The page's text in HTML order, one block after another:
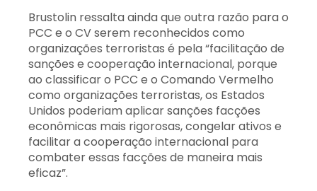
Brustolin ressalta ainda que outra razão para o
PCC e o CV serem reconhecidos como
organizações terroristas é pela “facilitação de
sanções e cooperação internacional, porque
ao classificar o PCC e o Comando Vermelho
como organizações terroristas, os Estados
Unidos poderiam aplicar sanções facções
econômicas mais rigorosas, congelar ativos e
facilitar a cooperação internacional para
combater essas facções de maneira mais
eficaz”.